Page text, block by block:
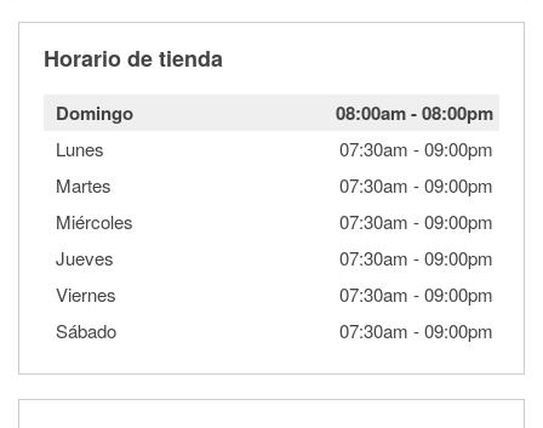
Horario de tienda
Domingo 08:00am-08:00pm
Lunes 07:30am -09:00pm
Martes
07:30am -09:00pm
Miércoles
07:30am -09:00pm
Jueves
07:30am -09:00pm
Viernes
07:30am -09:00pm
Sábado
07:30am -09:00pm